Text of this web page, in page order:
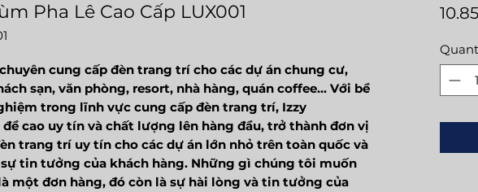
Pha Lê Cao Cấp LUX001
cung cấp đèn trang trí cho các dự án chung cư,
sạn, văn phòng, resort, nhà hàng, quán coffee... Với bề
trong lĩnh vực cung cấp đèn trang trí, Izzy
đề cao uy tín và chất lượng lên hàng đầu, trở thành đơn vị
trang trí uy tín cho các dự án lớn nhỏ trên toàn quốc và
tin tưởng của khách hàng. Những gì chúng tôi muốn
một đơn hàng, đó còn là sự hài lòng và tin tưởng của